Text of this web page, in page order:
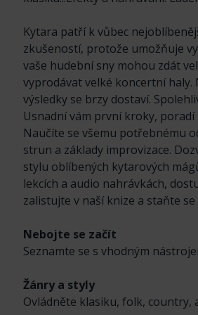
Kytara patří k vůbec
zkušeností, protože umožňuje
vaše hudební sny mohou zdát
vyprodávat velké koncertní
výsledky se brzy dostaví.
Usnadní vám první kroky,
Naučíte se všemu potřebnému
strun a základy improvizace.
stylu oblíbených kytarových
lekcích a audio nahrávkách,
zalistujte v naší knize a staňte
Nebojte se začít
Seznamte se s vhodným
Žánry a styly
Ovládněte klasiku, folk, country,